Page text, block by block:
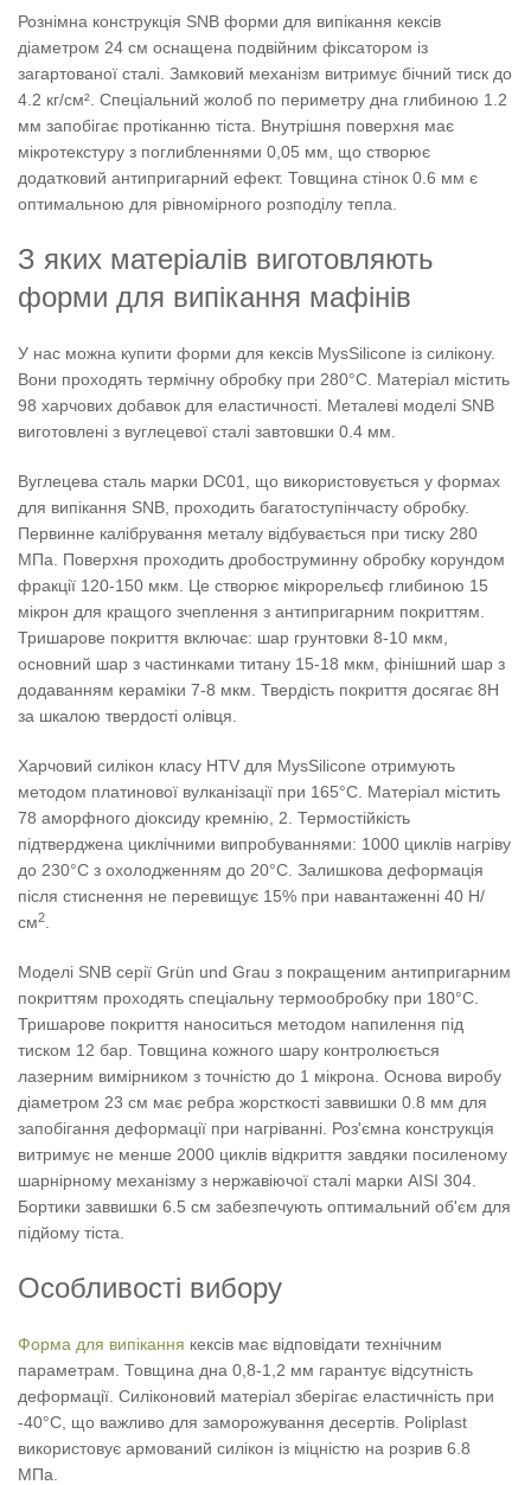
Рознімна конструкція SNB форми для випікання кексів
діаметром 24 см оснащена подвійним фіксатором із
загартованої сталі. Замковий механізм витримує бічний тиск до
4.2 кг/см². Спеціальний жолоб по периметру дна глибиною 1.2
мм запобігає протіканню тіста. Внутрішня поверхня має
мікротекстуру з поглибленнями 0,05 мм, що створює
додатковий антипригарний ефект. Товщина стінок 0.6 мм є
оптимальною для рівномірного розподілу тепла.
З яких матеріалів виготовляють
форми для випікання мафінів
У нас можна купити форми для кексів MysSilicone із силікону.
Вони проходять термічну обробку при 280°C. Матеріал містить
98 харчових добавок для еластичності. Металеві моделі SNB
виготовлені з вуглецевої сталі завтовшки 0.4 мм.
Вуглецева сталь марки DC01, що використовується у формах
для випікання SNB, проходить багатоступінчасту обробку.
Первинне калібрування металу відбувається при тиску 280
МПа. Поверхня проходить дробоструминну обробку корундом
фракції 120-150 мкм. Це створює мікрорельєф глибиною 15
мікрон для кращого зчеплення з антипригарним покриттям.
Тришарове покриття включає: шар грунтовки 8-10 мкм,
основний шар з частинками титану 15-18 мкм, фінішний шар з
додаванням кераміки 7-8 мкм. Твердість покриття досягає 8H
за шкалою твердості олівця.
Харчовий силікон класу HTV для MysSilicone отримують
методом платинової вулканізації при 165°C. Матеріал містить
78 аморфного діоксиду кремнію, 2. Термостійкість
підтверджена циклічними випробуваннями: 1000 циклів нагріву
до 230°C з охолодженням до 20°C. Залишкова деформація
після стиснення не перевищує 15% при навантаженні 40 Н/
см2
Моделі SNB серії Grün und Grau з покращеним антипригарним
покриттям проходять спеціальну термообробку при 180°C.
Тришарове покриття наноситься методом напилення під
тиском 12 бар. Товщина кожного шару контролюється
лазерним вимірником з точністю до 1 мікрона. Основа виробу
діаметром 23 см має ребра жорсткості заввишки 0.8 мм для
запобігання деформації при нагріванні. Роз'ємна конструкція
витримує не менше 2000 циклів відкриття завдяки посиленому
шарнірному механізму з нержавіючої сталі марки AISI 304.
Бортики заввишки 6.5 см забезпечують оптимальний об'єм для
підйому тіста.
Особливості вибору
Форма для випікання кексів має відповідати технічним
параметрам. Товщина дна 0,8-1,2 мм гарантує відсутність
деформації. Силіконовий матеріал зберігає еластичність при
-40°C, що важливо для заморожування десертів. Poliplast
використовує армований силікон із міцністю на розрив 6.8
МПа.